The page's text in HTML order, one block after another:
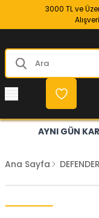
3000 TL ve
AYNI GÜN
Ana Sayfa DEFENDER